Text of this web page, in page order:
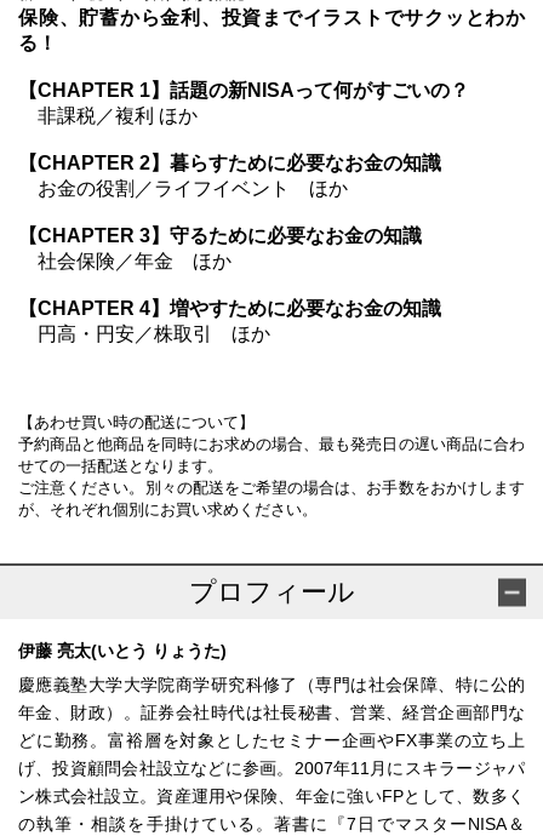
保険、貯蓄から金利、投資までイラストでサクッとわか
る！
【CHAPTER 1】話題の新NISAって何がすごいの？
非課税／複利 ほか
【CHAPTER 2】暮らすために必要なお金の知識
お金の役割／ライフイベント ほか
【CHAPTER 3】守るために必要なお金の知識
社会保険／年金 ほか
【CHAPTER 4】増やすために必要なお金の知識
円高・円安／株取引 ほか
【あわせ買い時の配送について】
予約商品と他商品を同時にお求めの場合、最も発売日の遅い商品に合わ
せての一括配送となります。
ご注意ください。別々の配送をご希望の場合は、お手数をおかけします
が、それぞれ個別にお買い求めください。
プロフィール
伊藤 亮太(いとう りょうた)
慶應義塾大学大学院商学研究科修了（専門は社会保障、特に公的
年金、財政）。証券会社時代は社長秘書、営業、経営企画部門な
どに勤務。富裕層を対象としたセミナー企画やFX事業の立ち上
げ、投資顧問会社設立などに参画。2007年11月にスキラージャパ
ン株式会社設立。資産運用や保険、年金に強いFPとして、数多く
の執筆・相談を手掛けている。著書に『7日でマスターNISA＆